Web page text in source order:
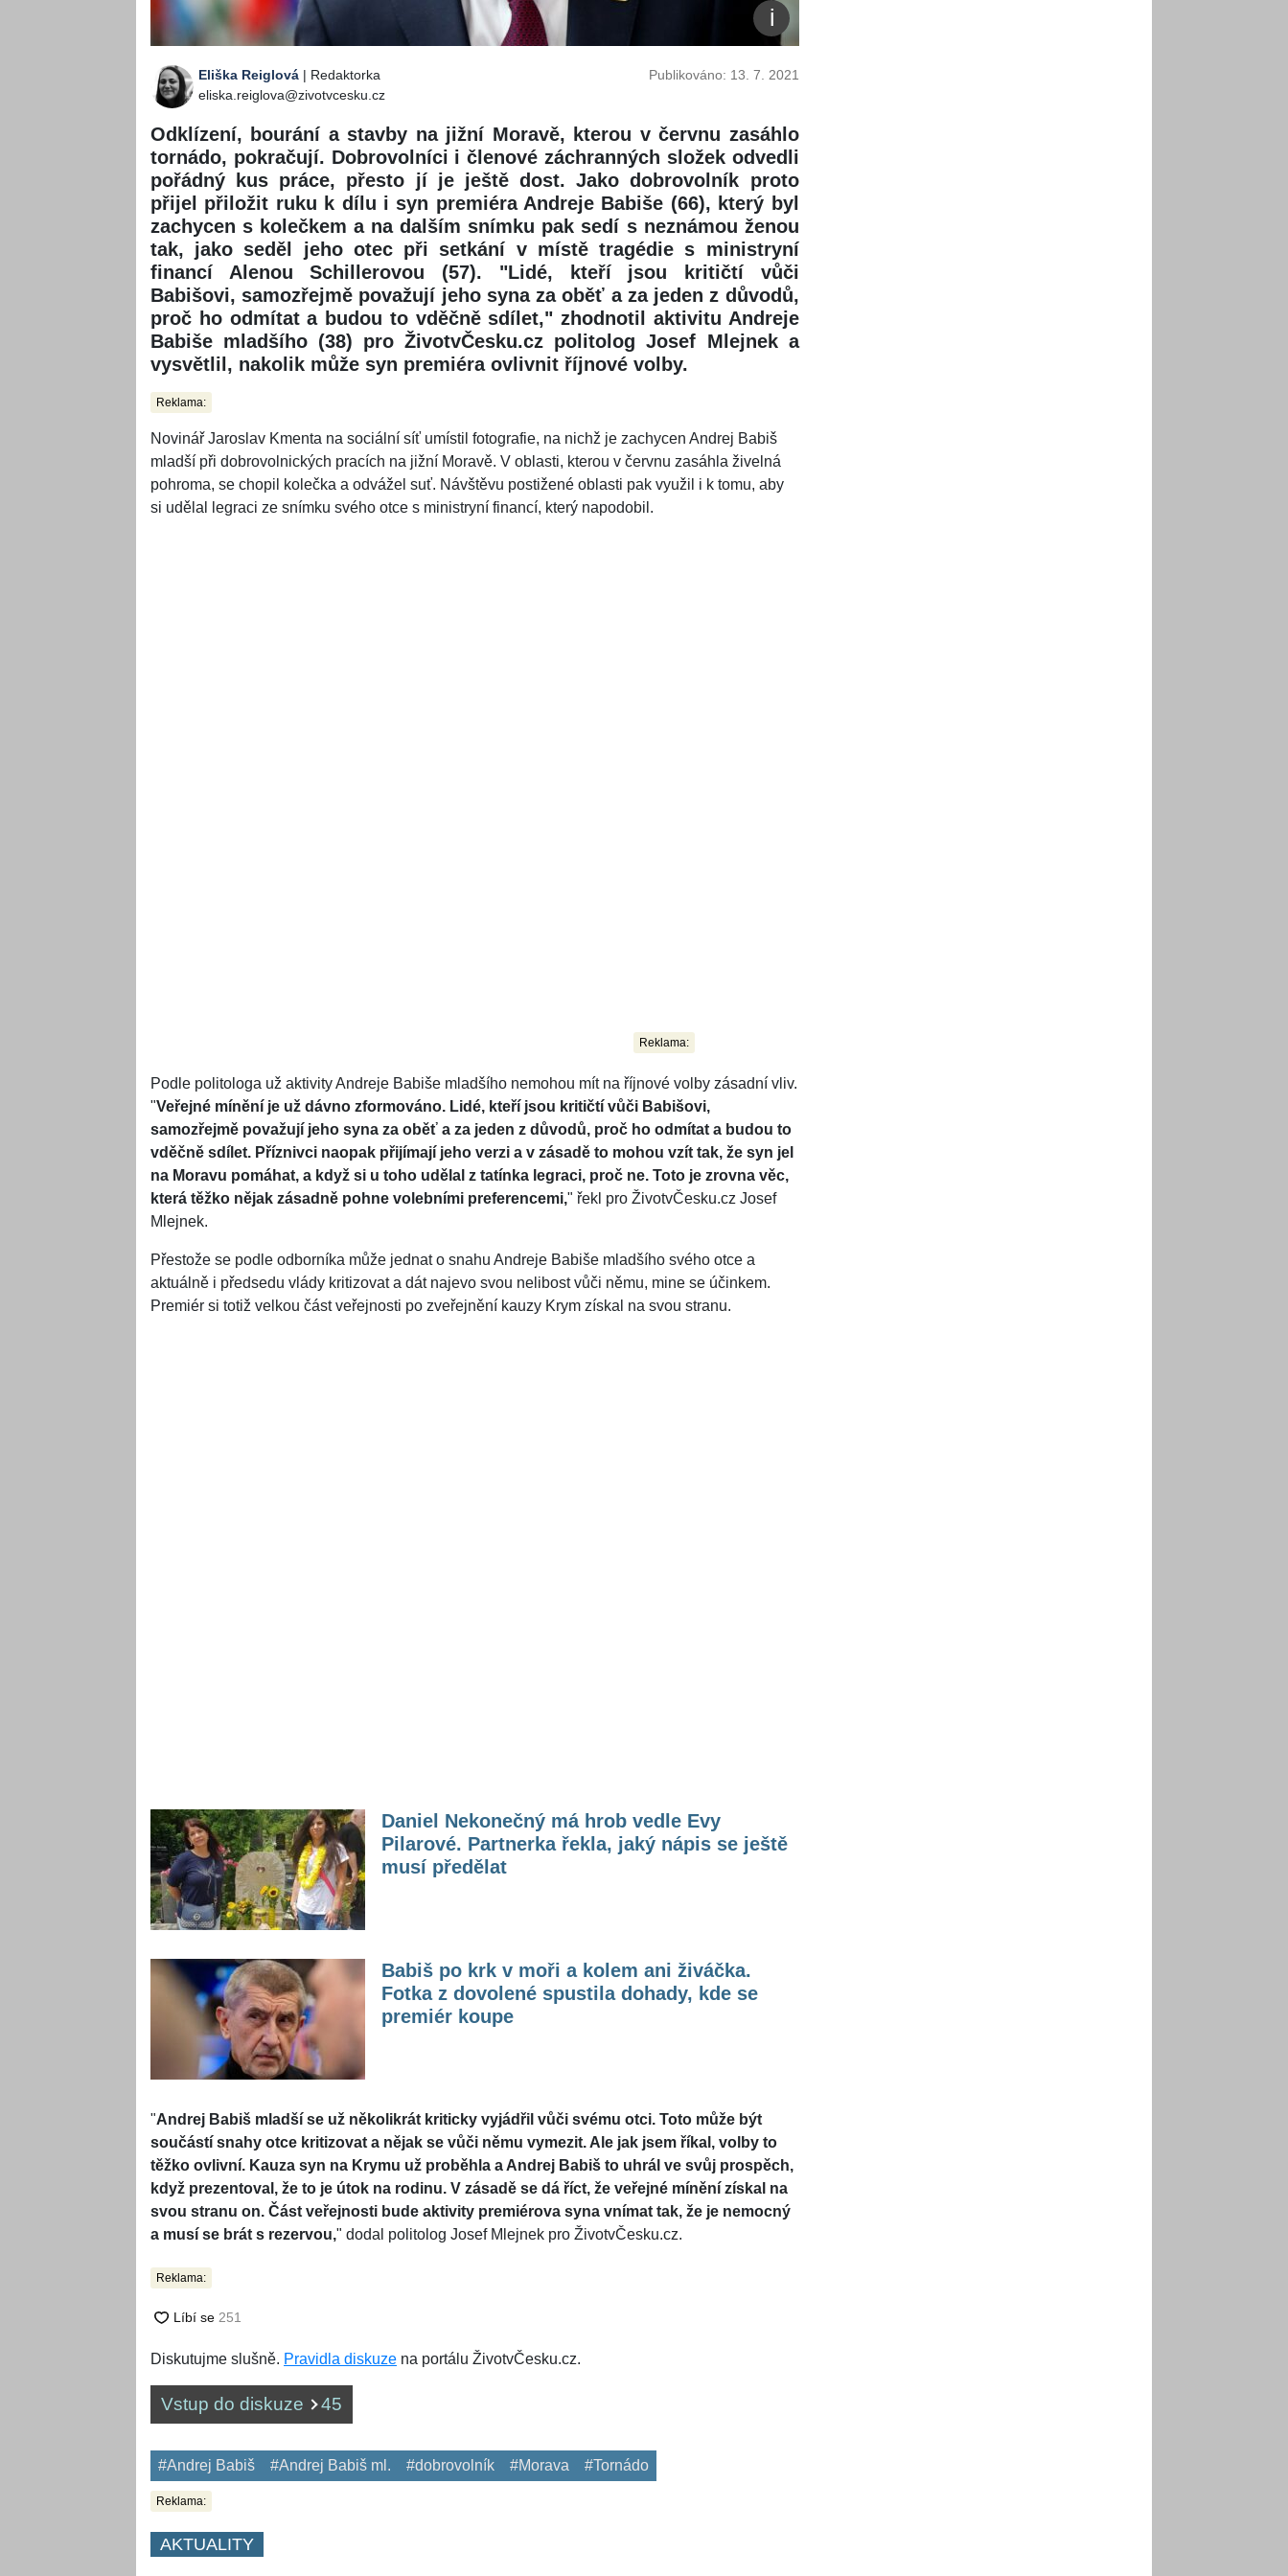
Eliška Reiglová | Redaktorka
eliska.reiglova@zivotvcesku.cz
Publikováno: 13. 7. 2021
Odklízení, bourání a stavby na jižní Moravě, kterou v červnu zasáhlo
tornádo, pokračují. Dobrovolníci i členové záchranných složek odvedli
pořádný kus práce, přesto jí je ještě dost. Jako dobrovolník proto
přijel přiložit ruku k dílu i syn premiéra Andreje Babiše (66), který byl
zachycen s kolečkem a na dalším snímku pak sedí s neznámou ženou
tak, jako seděl jeho otec při setkání v místě tragédie s ministryní
financí Alenou Schillerovou (57). "Lidé, kteří jsou kritičtí vůči
Babišovi, samozřejmě považují jeho syna za oběť a za jeden z důvodů,
proč ho odmítat a budou to vděčně sdílet," zhodnotil aktivitu Andreje
Babiše mladšího (38) pro ŽivotvČesku.cz politolog Josef Mlejnek a
vysvětlil, nakolik může syn premiéra ovlivnit říjnové volby.
Reklama:
Novinář Jaroslav Kmenta na sociální síť umístil fotografie, na nichž je zachycen Andrej Babiš
mladší při dobrovolnických pracích na jižní Moravě. V oblasti, kterou v červnu zasáhla živelná
pohroma, se chopil kolečka a odvážel suť. Návštěvu postižené oblasti pak využil i k tomu, aby
si udělal legraci ze snímku svého otce s ministryní financí, který napodobil.
Reklama:
Podle politologa už aktivity Andreje Babiše mladšího nemohou mít na říjnové volby zásadní vliv.
"Veřejné mínění je už dávno zformováno. Lidé, kteří jsou kritičtí vůči Babišovi,
samozřejmě považují jeho syna za oběť a za jeden z důvodů, proč ho odmítat a budou to
vděčně sdílet. Příznivci naopak přijímají jeho verzi a v zásadě to mohou vzít tak, že syn jel
na Moravu pomáhat, a když si u toho udělal z tatínka legraci, proč ne. Toto je zrovna věc,
která těžko nějak zásadně pohne volebními preferencemi," řekl pro ŽivotvČesku.cz Josef
Mlejnek.
Přestože se podle odborníka může jednat o snahu Andreje Babiše mladšího svého otce a
aktuálně i předsedu vlády kritizovat a dát najevo svou nelibost vůči němu, mine se účinkem.
Premiér si totiž velkou část veřejnosti po zveřejnění kauzy Krym získal na svou stranu.
Daniel Nekonečný má hrob vedle Evy
Pilarové. Partnerka řekla, jaký nápis se ještě
musí předělat
Babiš po krk v moři a kolem ani živáčka.
Fotka z dovolené spustila dohady, kde se
premiér koupe
"Andrej Babiš mladší se už několikrát kriticky vyjádřil vůči svému otci. Toto může být
součástí snahy otce kritizovat a nějak se vůči němu vymezit. Ale jak jsem říkal, volby to
těžko ovlivní. Kauza syn na Krymu už proběhla a Andrej Babiš to uhrál ve svůj prospěch,
když prezentoval, že to je útok na rodinu. V zásadě se dá říct, že veřejné mínění získal na
svou stranu on. Část veřejnosti bude aktivity premiérova syna vnímat tak, že je nemocný
a musí se brát s rezervou," dodal politolog Josef Mlejnek pro ŽivotvČesku.cz.
Reklama:
Diskutujme slušně. Pravidla diskuze na portálu ŽivotvČesku.cz.
Vstup do diskuze 45
#Andrej Babiš #Andrej Babiš ml. #dobrovolník #Morava #Tornádo
Reklama:
AKTUALITY